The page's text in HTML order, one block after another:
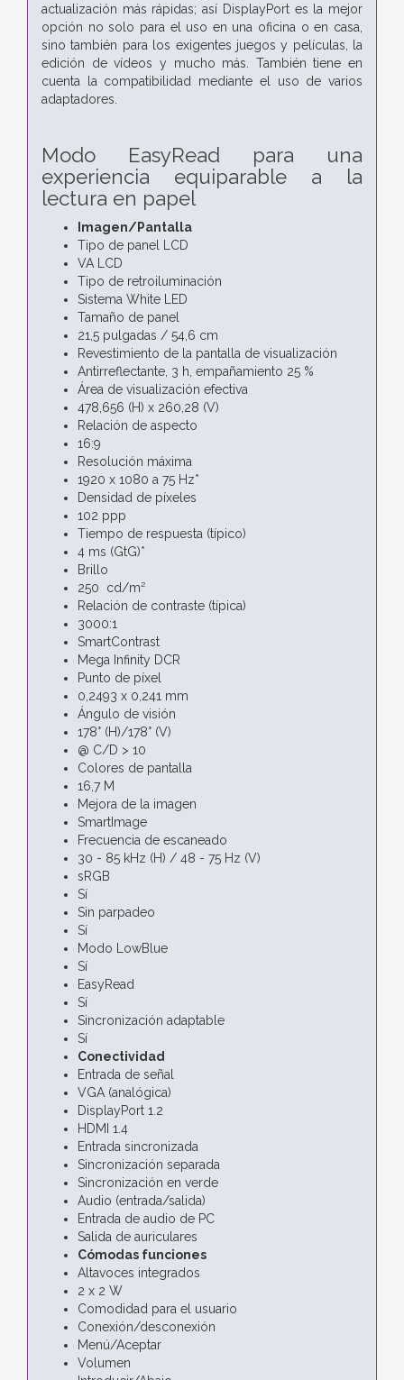
actualización más rápidas; así DisplayPort es la mejor
opción no solo para el uso en una oficina o en casa,
sino también para los exigentes juegos y películas, la
edición de vídeos y mucho más. También tiene en
cuenta la compatibilidad mediante el uso de varios
adaptadores.
Modo EasyRead para una
experiencia equiparable a la
lectura en papel
Imagen/Pantalla
Tipo de panel LCD
VA LCD
Tipo de retroiluminación
Sistema White LED
Tamaño de panel
21,5 pulgadas / 54,6 cm
Revestimiento de la pantalla de visualización
Antirreflectante, 3 h, empañamiento 25 %
Área de visualización efectiva
478,656 (H) x 260,28 (V)
Relación de aspecto
16:9
Resolución máxima
1920 x 1080 a 75 Hz*
Densidad de píxeles
102 ppp
Tiempo de respuesta (típico)
4 ms (GtG)*
Brillo
250 cd/m²
Relación de contraste (típica)
3000:1
SmartContrast
Mega Infinity DCR
Punto de píxel
0,2493 x 0,241 mm
Ángulo de visión
178° (H)/178° (V)
@ C/D > 10
Colores de pantalla
16,7 M
Mejora de la imagen
SmartImage
Frecuencia de escaneado
30 - 85 kHz (H) / 48 - 75 Hz (V)
sRGB
Sí
Sin parpadeo
Sí
Modo LowBlue
Sí
EasyRead
Sí
Sincronización adaptable
Sí
Conectividad
Entrada de señal
VGA (analógica)
DisplayPort 1.2
HDMI 1.4
Entrada sincronizada
Sincronización separada
Sincronización en verde
Audio (entrada/salida)
Entrada de audio de PC
Salida de auriculares
Cómodas funciones
Altavoces integrados
2 x 2 W
Comodidad para el usuario
Conexión/desconexión
Menú/Aceptar
Volumen